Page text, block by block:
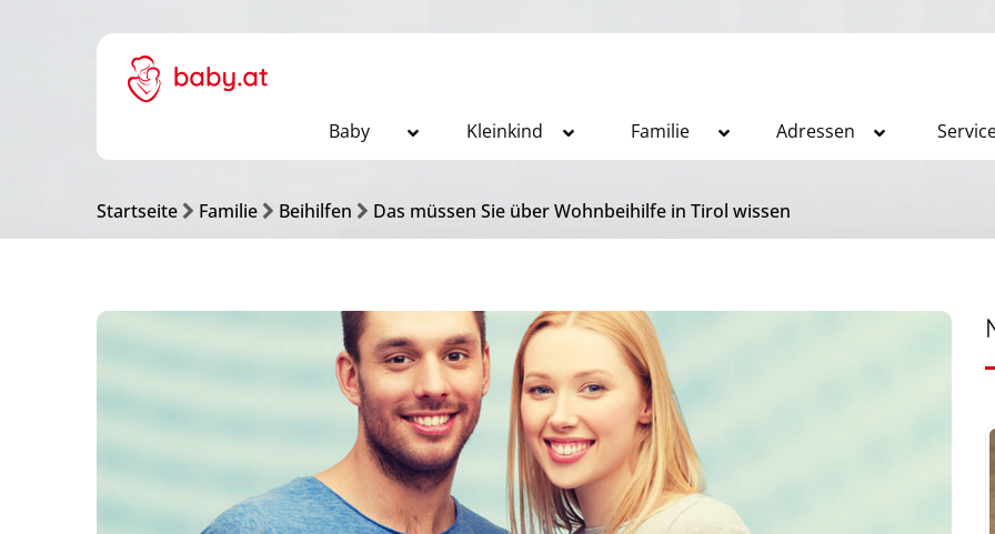
Baby Kleinkind Familie Adressen
Startseite Familie Beihilfen Das müssen Sie über Wohnbeihilfe in Tirol wissen